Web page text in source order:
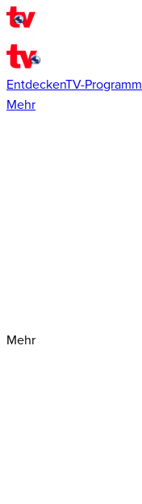
EntdeckenTV-Programm
Mehr
Mehr